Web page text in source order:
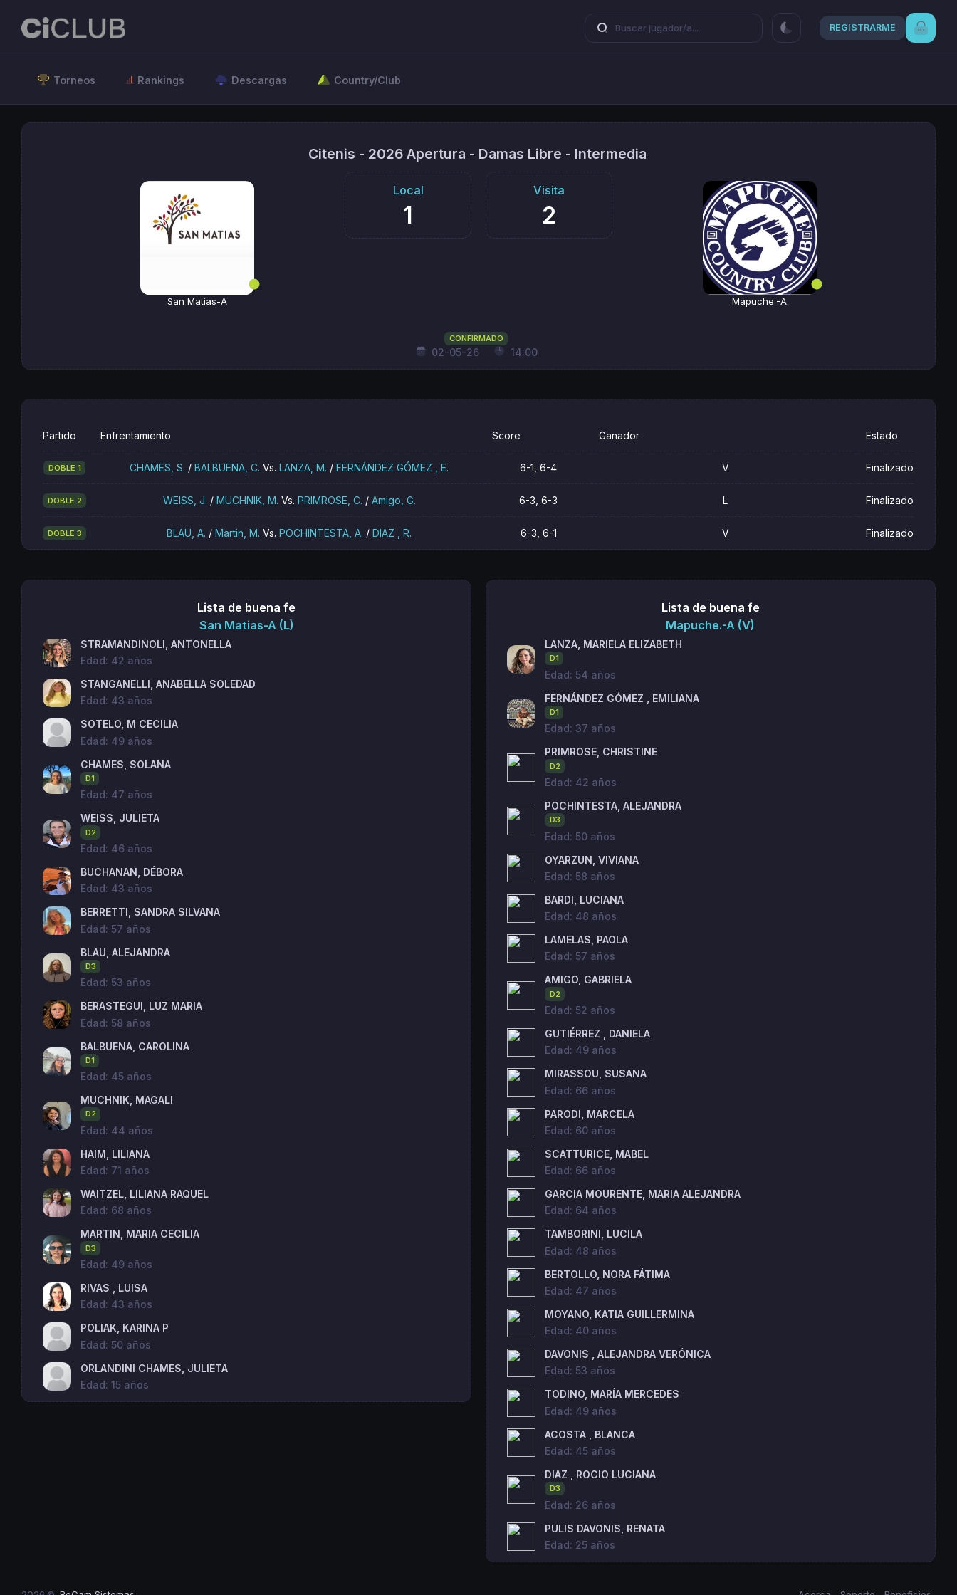
REGISTRARME
Torneos Rankings Descargas Country/Club
Citenis - 2026 Apertura - Damas Libre - Intermedia
San Matias-A
Local
1
Visita
2
Mapuche.-A
CONFIRMADO
02-05-26 14:00
Partido Enfrentamiento Score Ganador Estado
DOBLE 1 CHAMES, S. /BALBUENA, C. Vs.LANZA, M. /FERNÁNDEZ GÓMEZ , E. 6-1, 6-4 V Finalizado
DOBLE 2 WEISS, J. / MUCHNIK, M. Vs. PRIMROSE, C. / Amigo, G. 6-3, 6-3 L Finalizado
DOBLE 3 BLAU, A. /Martin, M. Vs.POCHINTESTA, A. /DIAZ , R. 6-3, 6-1 V Finalizado
Lista de buena fe
San Matias-A (L)
STRAMANDINOLI, ANTONELLA
Edad: 42 años
STANGANELLI, ANABELLA SOLEDAD
Edad: 43 años
SOTELO, M CECILIA
Edad: 49 años
CHAMES, SOLANA
D1
Edad: 47 años
WEISS, JULIETA
D2
Edad: 46 años
BUCHANAN, DÉBORA
Edad: 43 años
BERRETTI, SANDRA SILVANA
Edad: 57 años
BLAU, ALEJANDRA
D3
Edad: 53 años
BERASTEGUI, LUZ MARIA
Edad: 58 años
BALBUENA, CAROLINA
D1
Edad: 45 años
MUCHNIK, MAGALI
D2
Edad: 44 años
HAIM, LILIANA
Edad: 71 años
WAITZEL, LILIANA RAQUEL
Edad: 68 años
MARTIN, MARIA CECILIA
D3
Edad: 49 años
RIVAS , LUISA
Edad: 43 años
POLIAK, KARINA P
Edad: 50 años
ORLANDINI CHAMES, JULIETA
Edad: 15 años
Lista de buena fe
Mapuche.-A (V)
LANZA, MARIELA ELIZABETH
D1
Edad: 54 años
FERNÁNDEZ GÓMEZ , EMILIANA
D1
Edad: 37 años
PRIMROSE, CHRISTINE
D2
Edad: 42 años
POCHINTESTA, ALEJANDRA
D3
Edad: 50 años
OYARZUN, VIVIANA
Edad: 58 años
BARDI, LUCIANA
Edad: 48 años
LAMELAS, PAOLA
Edad: 57 años
AMIGO, GABRIELA
D2
Edad: 52 años
GUTIÉRREZ , DANIELA
Edad: 49 años
MIRASSOU, SUSANA
Edad: 66 años
PARODI, MARCELA
Edad: 60 años
SCATTURICE, MABEL
Edad: 66 años
GARCIA MOURENTE, MARIA ALEJANDRA
Edad: 64 años
TAMBORINI, LUCILA
Edad: 48 años
BERTOLLO, NORA FÁTIMA
Edad: 47 años
MOYANO, KATIA GUILLERMINA
Edad: 40 años
DAVONIS , ALEJANDRA VERÓNICA
Edad: 53 años
TODINO, MARÍA MERCEDES
Edad: 49 años
ACOSTA , BLANCA
Edad: 45 años
DIAZ , ROCIO LUCIANA
D3
Edad: 26 años
PULIS DAVONIS, RENATA
Edad: 25 años